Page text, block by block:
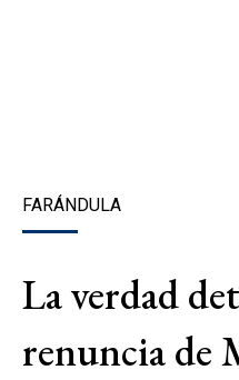
FARÁNDULA
La verdad
renuncia de